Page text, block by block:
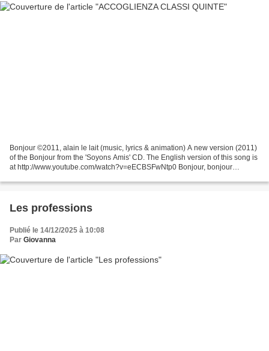
Bonjour ©2011, alain le lait (music, lyrics & animation) A new version (2011)
of the Bonjour from the 'Soyons Amis' CD. The English version of this song is
at http://www.youtube.com/watch?v=eECBSFwNtp0 Bonjour, bonjour
Les professions
Publié le 14/12/2025 à 10:08
Par Giovanna